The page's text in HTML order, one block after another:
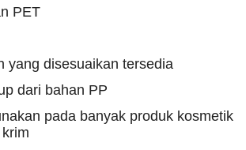
PET
yang disesuaikan tersedia
dari bahan PP
pada banyak produk kosmetik